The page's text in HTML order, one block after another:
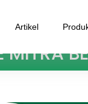
MITRA
Artikel